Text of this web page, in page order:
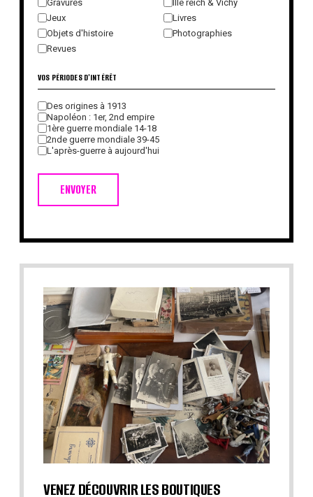
Gravures
IIIe reich & Vichy
Jeux
Livres
Objets d'histoire
Photographies
Revues
ENVOYER
VOS PÉRIODES D'INTÉRÊT
Des origines à 1913
Napoléon : 1er, 2nd empire
1ère guerre mondiale 14-18
2nde guerre mondiale 39-45
L'après-guerre à aujourd'hui
VENEZ DÉCOUVRIR LES BOUTIQUES